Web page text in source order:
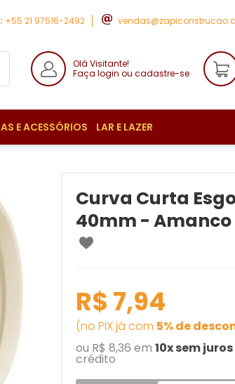
+55 21 97516-2492
Olá Visitante!
Faça login ou cadastre-se
E ACESSÓRIOS LAR E LAZER
Curva Curta
40mm - Amanco
R$ 7,94
(no PIX já com 5% de
ou R$ 8,36 em 10x sem juros
crédito